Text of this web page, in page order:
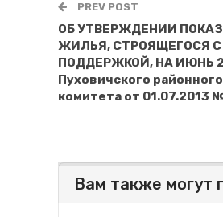
PREV POST
ОБ УТВЕРЖДЕНИИ
ЖИЛЬЯ, СТРОЯЩЕГОСЯ
ПОДДЕРЖКОЙ, НА ИЮНЬ
Пуховичского
комитета от 01.07.2013
Вам также могут